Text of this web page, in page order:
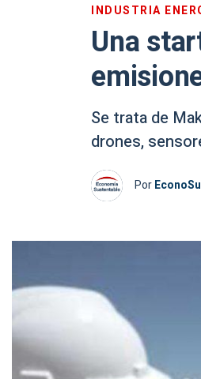
INDUSTRIA
Una
Se trata de
drones,
Por